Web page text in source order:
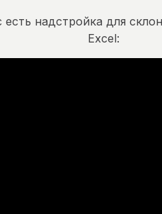
надстройка для
Excel: